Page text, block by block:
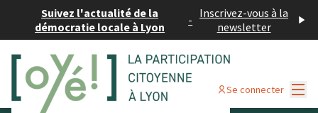
Suivez l'actualité de la
démocratie locale à Lyon
- Inscrivez-vous à la
newsletter
Se connecter